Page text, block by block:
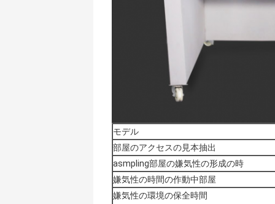
モデル
部屋のアクセスの見本抽出
asmpling部屋の嫌気性の形成の時
嫌気性の時間の作動中部屋
嫌気性の環境の保全時間